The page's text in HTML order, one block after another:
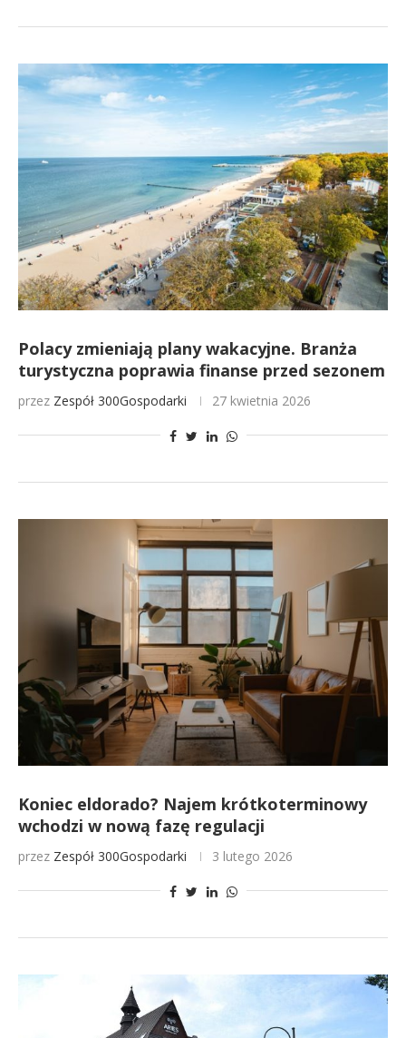
Polacy zmieniają plany wakacyjne. Branża
turystyczna poprawia finanse przed sezonem
przez Zespół 300Gospodarki 27 kwietnia 2026
Koniec eldorado? Najem krótkoterminowy
wchodzi w nową fazę regulacji
przez Zespół 300Gospodarki 3 lutego 2026